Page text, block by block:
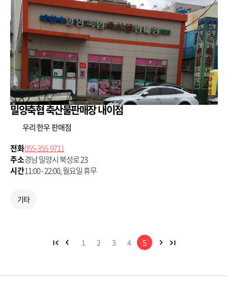
밀양축협 축산물판매장 내이점
우리 한우 판매점
전화055-355-9711
주소경남 밀양시 북성로 23
시간11:00 - 22:00, 월요일 휴무
기타
1 2 3 4 5